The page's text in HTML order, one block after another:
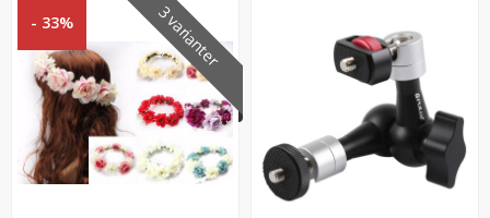
LÄGG I VARUKORG
3 varianter
- 33%